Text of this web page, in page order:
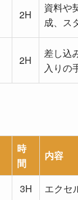
2H
資料や
成、ス
2H
差し込
入りの
時
間
内容
3H
エクセ